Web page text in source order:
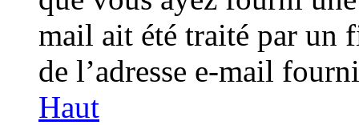
mail ait été traité par un
de l’adresse e-mail
Haut